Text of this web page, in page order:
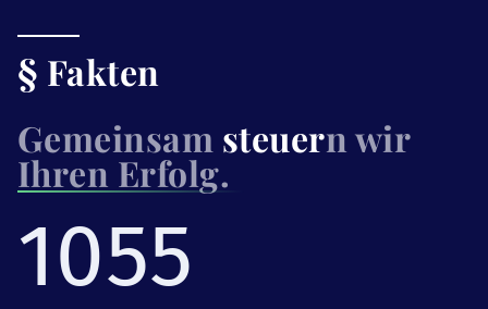
§ Fakten
Gemeinsam steuern wir
Ihren Erfolg.
1055